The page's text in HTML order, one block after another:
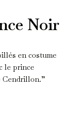
Noir
en costume
le prince
Cendrillon.”